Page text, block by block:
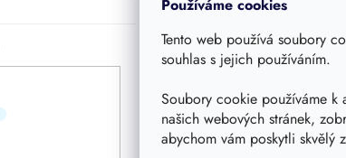
Používáme cookies
Tento web používá soubory
souhlas s jejich používáním.
Soubory cookie používáme k
našich webových stránek,
abychom vám poskytli skvělý